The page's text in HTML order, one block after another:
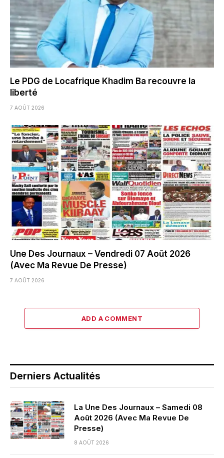
Le PDG de Locafrique Khadim Ba recouvre la
liberté
7 AOÛT 2026
Une Des Journaux – Vendredi 07 Août 2026
(Avec Ma Revue De Presse)
7 AOÛT 2026
ADD A COMMENT
Derniers Actualités
La Une Des Journaux – Samedi 08
Août 2026 (Avec Ma Revue De
Presse)
8 AOÛT 2026